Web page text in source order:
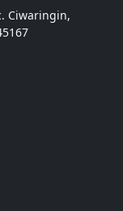
Ciwaringin,